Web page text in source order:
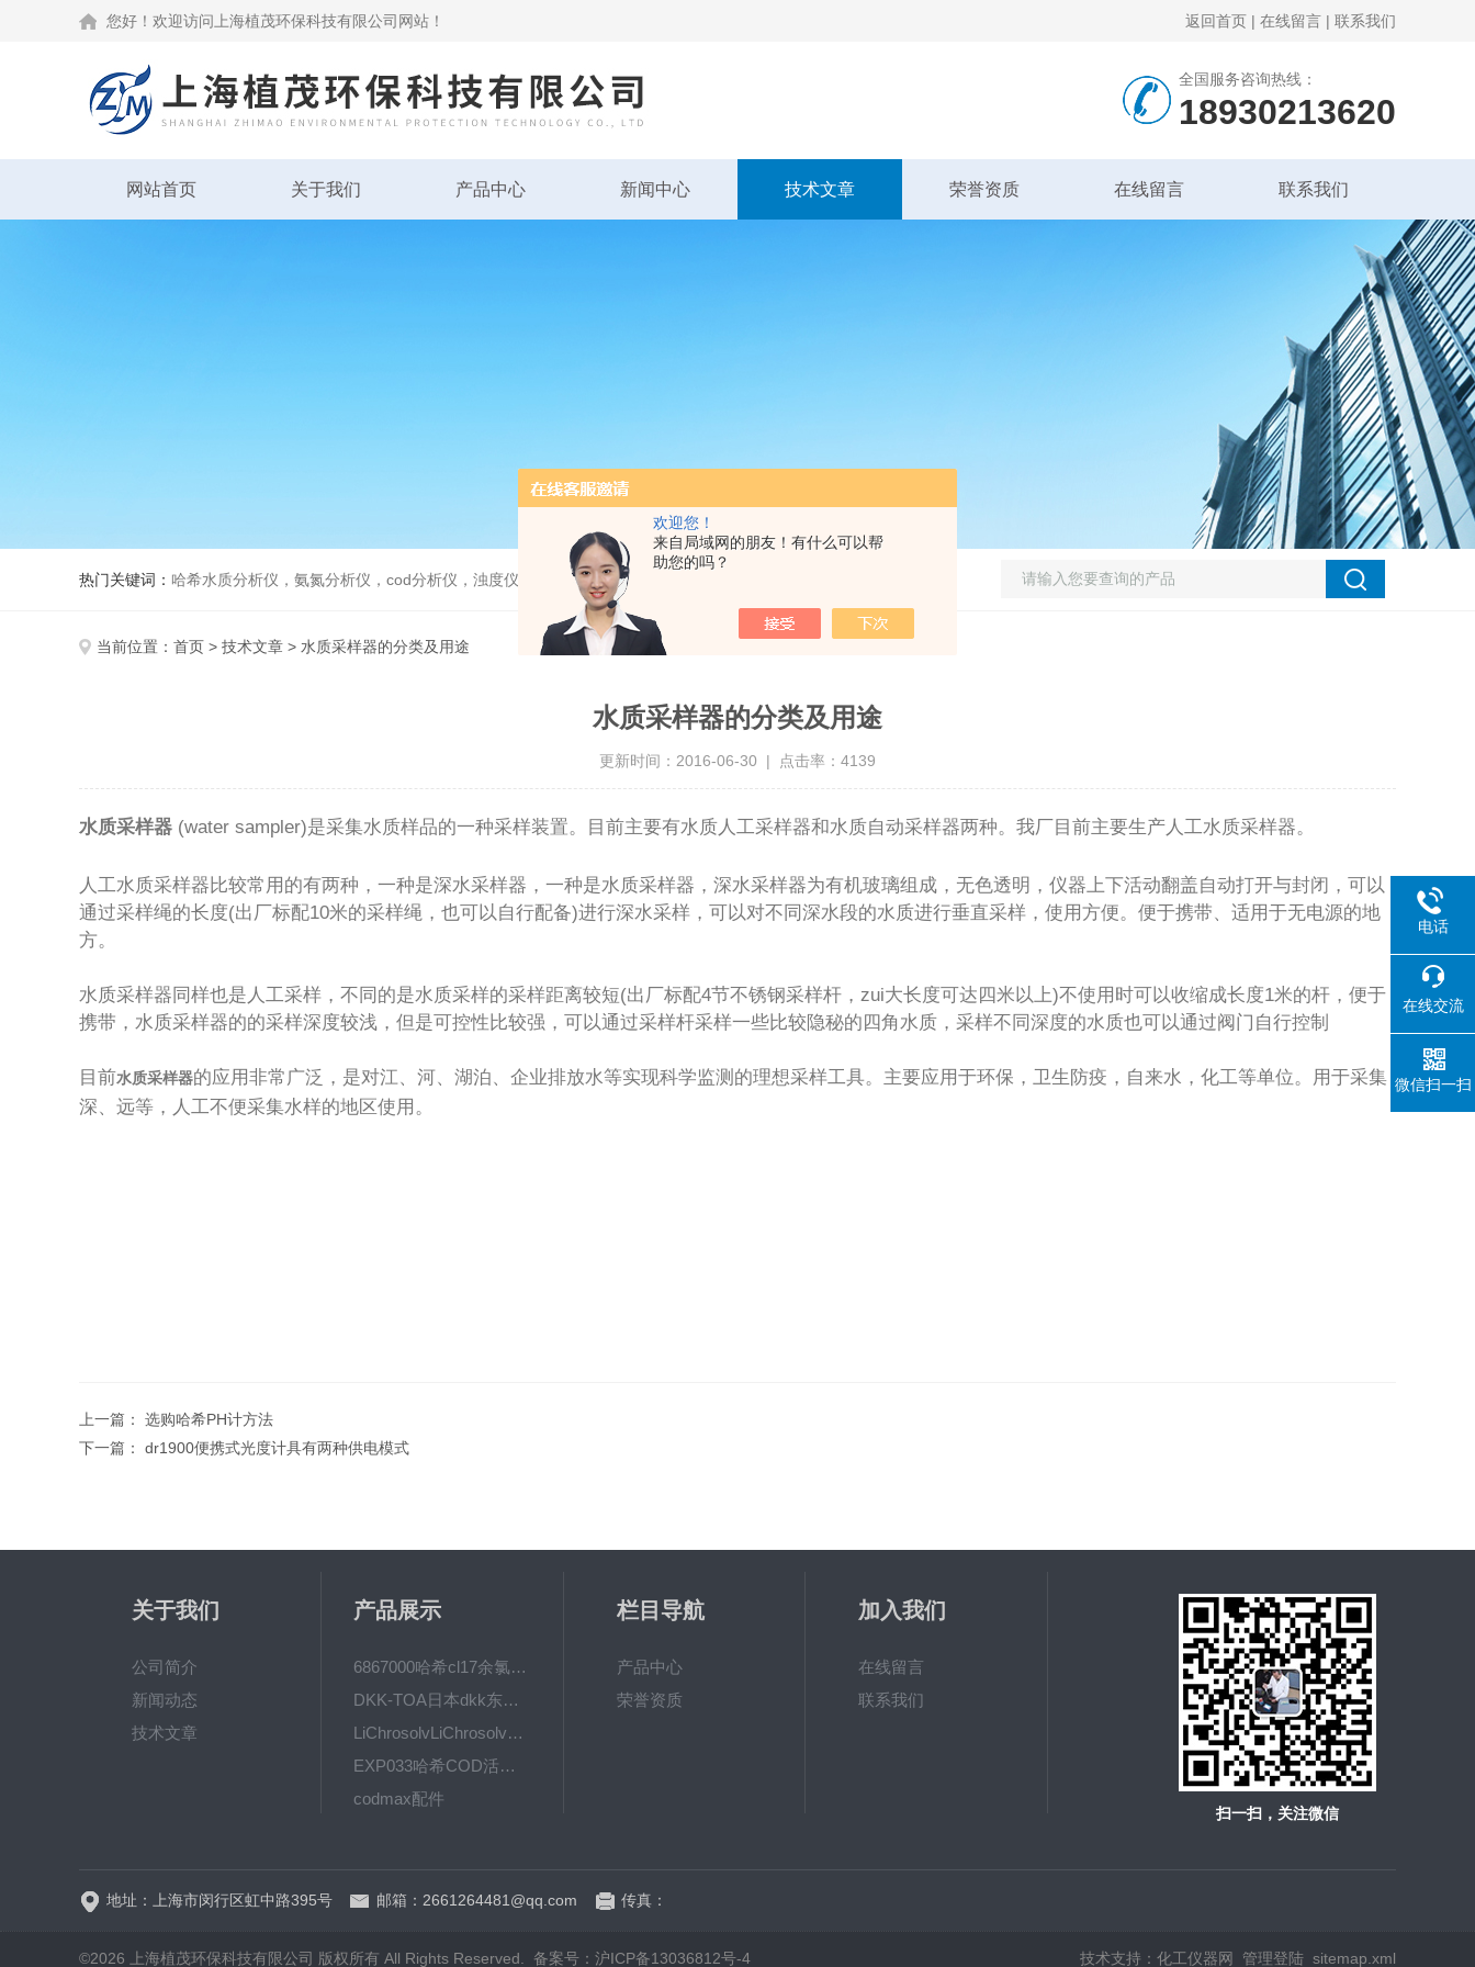
欢迎您！
来自局域网的朋友！有什么可以帮
助您的吗？
您好！欢迎访问上海植茂环保科技有限公司网站！ 返回首页 | 在线留言 | 联系我们
全国服务咨询热线：
18930213620
网站首页 关于我们 产品中心 新闻中心 技术文章 荣誉资质 在线留言 联系我们
热门关键词： 哈希水质分析仪，氨氮分析仪，cod分析仪，浊度仪，bod分析仪，溶解氧分析仪
当前位置： 首页 > 技术文章 > 水质采样器的分类及用途
水质采样器的分类及用途
更新时间：2016-06-30 | 点击率：4139
水质采样器 (water sampler)是采集水质样品的一种采样装置。目前主要有水质人工采样器和水质自动采样器两种。我厂目前主要生产人工水质采样器。
人工水质采样器比较常用的有两种，一种是深水采样器，一种是水质采样器，深水采样器为有机玻璃组成，无色透明，仪器上下活动翻盖自动打开与封闭，可以
通过采样绳的长度(出厂标配10米的采样绳，也可以自行配备)进行深水采样，可以对不同深水段的水质进行垂直采样，使用方便。便于携带、适用于无电源的地
方。
水质采样器同样也是人工采样，不同的是水质采样的采样距离较短(出厂标配4节不锈钢采样杆，zui大长度可达四米以上)不使用时可以收缩成长度1米的杆，便于
携带，水质采样器的的采样深度较浅，但是可控性比较强，可以通过采样杆采样一些比较隐秘的四角水质，采样不同深度的水质也可以通过阀门自行控制
目前水质采样器的应用非常广泛，是对江、河、湖泊、企业排放水等实现科学监测的理想采样工具。主要应用于环保，卫生防疫，自来水，化工等单位。用于采集
深、远等，人工不便采集水样的地区使用。
上一篇： 选购哈希PH计方法
下一篇： dr1900便携式光度计具有两种供电模式
关于我们
公司简介
新闻动态
技术文章
产品展示
6867000哈希cl17余氯分析仪色度计模块、哈希cl17比色池现货
DKK-TOA日本dkk东亚电波水质仪器电极耗材
LiChrosolvLiChrosolv®HPLC色谱纯溶剂
EXP033哈希COD活塞泵价格 EXP033
codmax配件
栏目导航
产品中心
荣誉资质
加入我们
在线留言
联系我们
扫一扫，关注微信
地址：上海市闵行区虹中路395号 邮箱：2661264481@qq.com 传真：
©2026 上海植茂环保科技有限公司 版权所有 All Rights Reserved. 备案号：沪ICP备13036812号-4 技术支持： 化工仪器网 管理登陆 sitemap.xml
电话
在线交流
微信扫一扫